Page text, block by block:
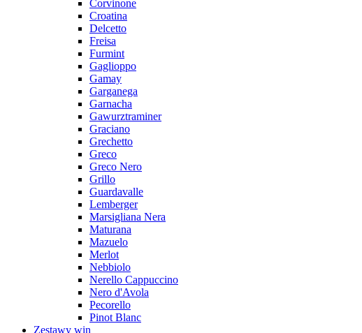
Corvinone
Croatina
Delcetto
Freisa
Furmint
Gaglioppo
Gamay
Garganega
Garnacha
Gawurztraminer
Graciano
Grechetto
Greco
Greco Nero
Grillo
Guardavalle
Lemberger
Marsigliana Nera
Maturana
Mazuelo
Merlot
Nebbiolo
Nerello Cappuccino
Nero d'Avola
Pecorello
Pinot Blanc
Zestawy win